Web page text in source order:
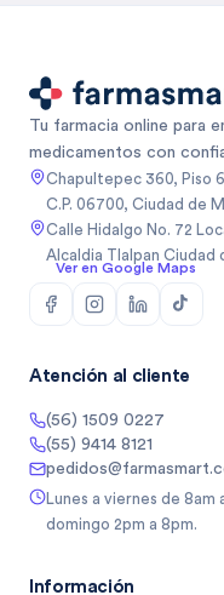
Tu farmacia online para
medicamentos con
Chapultepec 360, Piso
C.P. 06700, Ciudad de
Calle Hidalgo No. 72
Alcaldia Tlalpan Ciudad
Ver en Google Maps
Atención al cliente
(56) 1509 0227
(55) 9414 8121
Lunes a viernes de
domingo 2pm a 8pm.
Información